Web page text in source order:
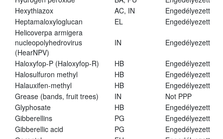
Hexythiazox
AC, IN
Engedélyezett
Heptamaloxyloglucan
EL
Engedélyezett
Helicoverpa armigera
nucleopolyhedrovirus
(HearNPV)
IN Engedélyezett
Haloxyfop-P (Haloxyfop-R) HB
Engedélyezett
Halosulfuron methyl
HB
Engedélyezett
Halauxifen-methyl
HB
Engedélyezett
Grease (bands, fruit trees)
IN
Not PPP
Glyphosate
HB
Engedélyezett
Gibberellins
PG
Engedélyezett
Gibberellic acid
PG
Engedélyezett